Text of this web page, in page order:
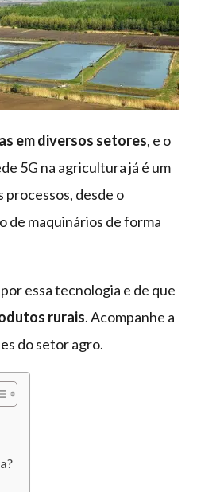
em diversos setores, e o
5G na agricultura já é um
processos, desde o
de maquinários de forma
essa tecnologia e de que
rurais. Acompanhe a
do setor agro.